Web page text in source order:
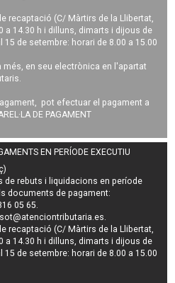
recaptació (C/ Màrtirs de la Llibertat,
a 14.30 h i dilluns, dimarts i dijous de
15 de setembre: horari de 8.00 a 15.00
més, en seu electrònica en l'apartat
pot efectuar el pagament a
DE PAGAMENT
EN PERÍODE EXECUTIU
derebuts i liquidacions en període
documents de pagament:
05 65.
.
recaptació (C/ Màrtirs de la Llibertat,
a 14.30 h i dilluns, dimarts i dijous de
15 de setembre: horari de 8.00 a 15.00